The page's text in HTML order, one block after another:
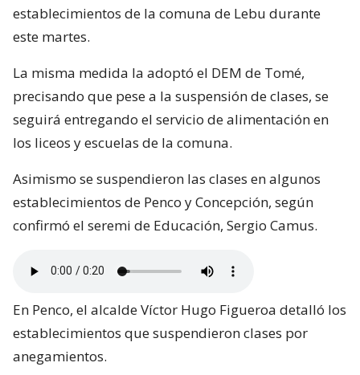
establecimientos de la comuna de Lebu durante
este martes.
La misma medida la adoptó el DEM de Tomé,
precisando que pese a la suspensión de clases, se
seguirá entregando el servicio de alimentación en
los liceos y escuelas de la comuna.
Asimismo se suspendieron las clases en algunos
establecimientos de Penco y Concepción, según
confirmó el seremi de Educación, Sergio Camus.
En Penco, el alcalde Víctor Hugo Figueroa detalló los
establecimientos que suspendieron clases por
anegamientos.